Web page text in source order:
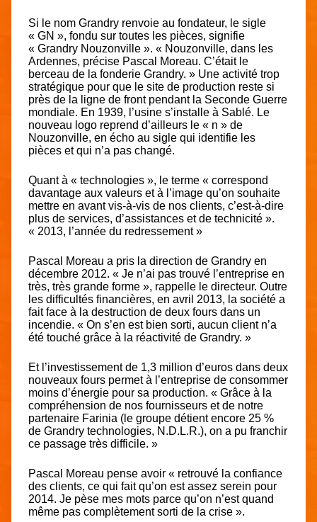
Si le nom Grandry renvoie au fondateur, le sigle
« GN », fondu sur toutes les pièces, signifie
« Grandry Nouzonville ». « Nouzonville, dans les
Ardennes, précise Pascal Moreau. C’était le
berceau de la fonderie Grandry. » Une activité trop
stratégique pour que le site de production reste si
près de la ligne de front pendant la Seconde Guerre
mondiale. En 1939, l’usine s’installe à Sablé. Le
nouveau logo reprend d’ailleurs le « n » de
Nouzonville, en écho au sigle qui identifie les
pièces et qui n’a pas changé.
Quant à « technologies », le terme « correspond
davantage aux valeurs et à l’image qu’on souhaite
mettre en avant vis-à-vis de nos clients, c’est-à-dire
plus de services, d’assistances et de technicité ».
« 2013, l’année du redressement »
Pascal Moreau a pris la direction de Grandry en
décembre 2012. « Je n’ai pas trouvé l’entreprise en
très, très grande forme », rappelle le directeur. Outre
les difficultés financières, en avril 2013, la société a
fait face à la destruction de deux fours dans un
incendie. « On s’en est bien sorti, aucun client n’a
été touché grâce à la réactivité de Grandry. »
Et l’investissement de 1,3 million d’euros dans deux
nouveaux fours permet à l’entreprise de consommer
moins d’énergie pour sa production. « Grâce à la
compréhension de nos fournisseurs et de notre
partenaire Farinia (le groupe détient encore 25 %
de Grandry technologies, N.D.L.R.), on a pu franchir
ce passage très difficile. »
Pascal Moreau pense avoir « retrouvé la confiance
des clients, ce qui fait qu’on est assez serein pour
2014. Je pèse mes mots parce qu’on n’est quand
même pas complètement sorti de la crise ».